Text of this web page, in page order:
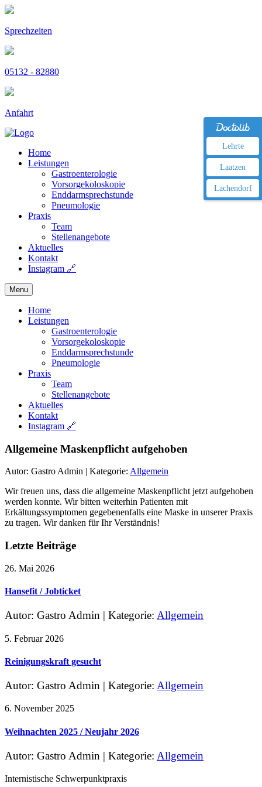
Lehrte
Laatzen
Lachendorf
Sprechzeiten
05132 - 82880
Anfahrt
Home
Leistungen
Gastroenterologie
Vorsorgekoloskopie
Enddarmsprechstunde
Pneumologie
Praxis
Team
Stellenangebote
Aktuelles
Kontakt
Instagram 🔗
Menu
Home
Leistungen
Gastroenterologie
Vorsorgekoloskopie
Enddarmsprechstunde
Pneumologie
Praxis
Team
Stellenangebote
Aktuelles
Kontakt
Instagram 🔗
Allgemeine Maskenpflicht aufgehoben
Autor: Gastro Admin | Kategorie: Allgemein
Wir freuen uns, dass die allgemeine Maskenpflicht jetzt aufgehoben
werden konnte. Wir bitten weiterhin Patienten mit
Erkältungssymptomen gegebenenfalls eine Maske in unserer Praxis
zu tragen. Wir danken für Ihr Verständnis!
Letzte Beiträge
26. Mai 2026
Hansefit / Jobticket
Autor: Gastro Admin | Kategorie: Allgemein
5. Februar 2026
Reinigungskraft gesucht
Autor: Gastro Admin | Kategorie: Allgemein
6. November 2025
Weihnachten 2025 / Neujahr 2026
Autor: Gastro Admin | Kategorie: Allgemein
Internistische Schwerpunktpraxis